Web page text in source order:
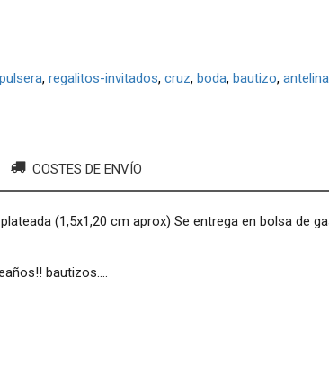
pulsera regalitos-invitados cruz boda bautizo antelina
COSTES DE ENVÍO
(1,5x1,20 cm aprox) Se entrega en bolsa de
bautizos....